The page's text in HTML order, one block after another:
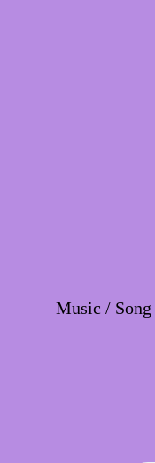
Music /